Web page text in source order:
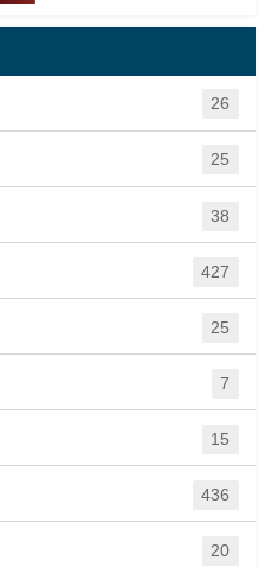
26
25
38
427
25
7
15
436
20